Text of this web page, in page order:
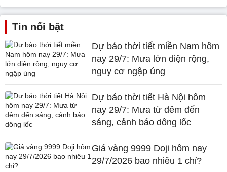
Tin nổi bật
Dự báo thời tiết miền Nam hôm
nay 29/7: Mưa lớn diện rộng,
nguy cơ ngập úng
Dự báo thời tiết Hà Nội hôm
nay 29/7: Mưa từ đêm đến
sáng, cảnh báo dông lốc
Giá vàng 9999 Doji hôm nay
29/7/2026 bao nhiêu 1 chỉ?